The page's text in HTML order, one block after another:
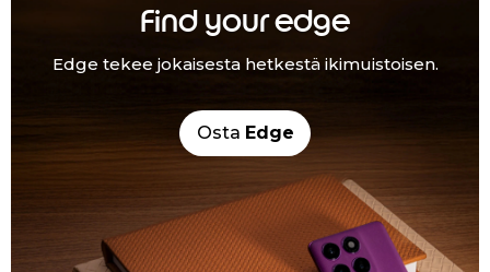
Find your edge
Edge tekee jokaisesta hetkestä ikimuistoisen.
Osta Edge